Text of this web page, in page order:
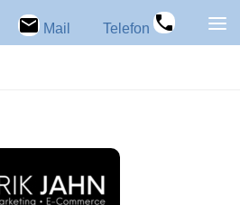
Mail Telefon